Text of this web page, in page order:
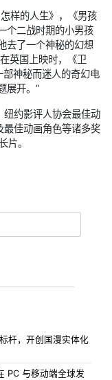
样的人生》，《男孩
个二战时期的小男孩
去了一个神秘的幻想
英国上映时，《卫
部神秘而迷人的奇幻电
展开。”
约影评人协会最佳动
最佳动画角色等诸多奖
片。
杆，开创国漫实体化
PC 与移动端全球发